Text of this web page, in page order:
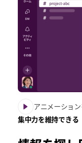
アニメーショ
集中力を維持できる